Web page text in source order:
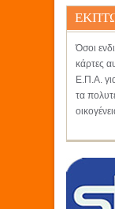
Όσοι
κάρτες
Ε.Π.Α.
τα